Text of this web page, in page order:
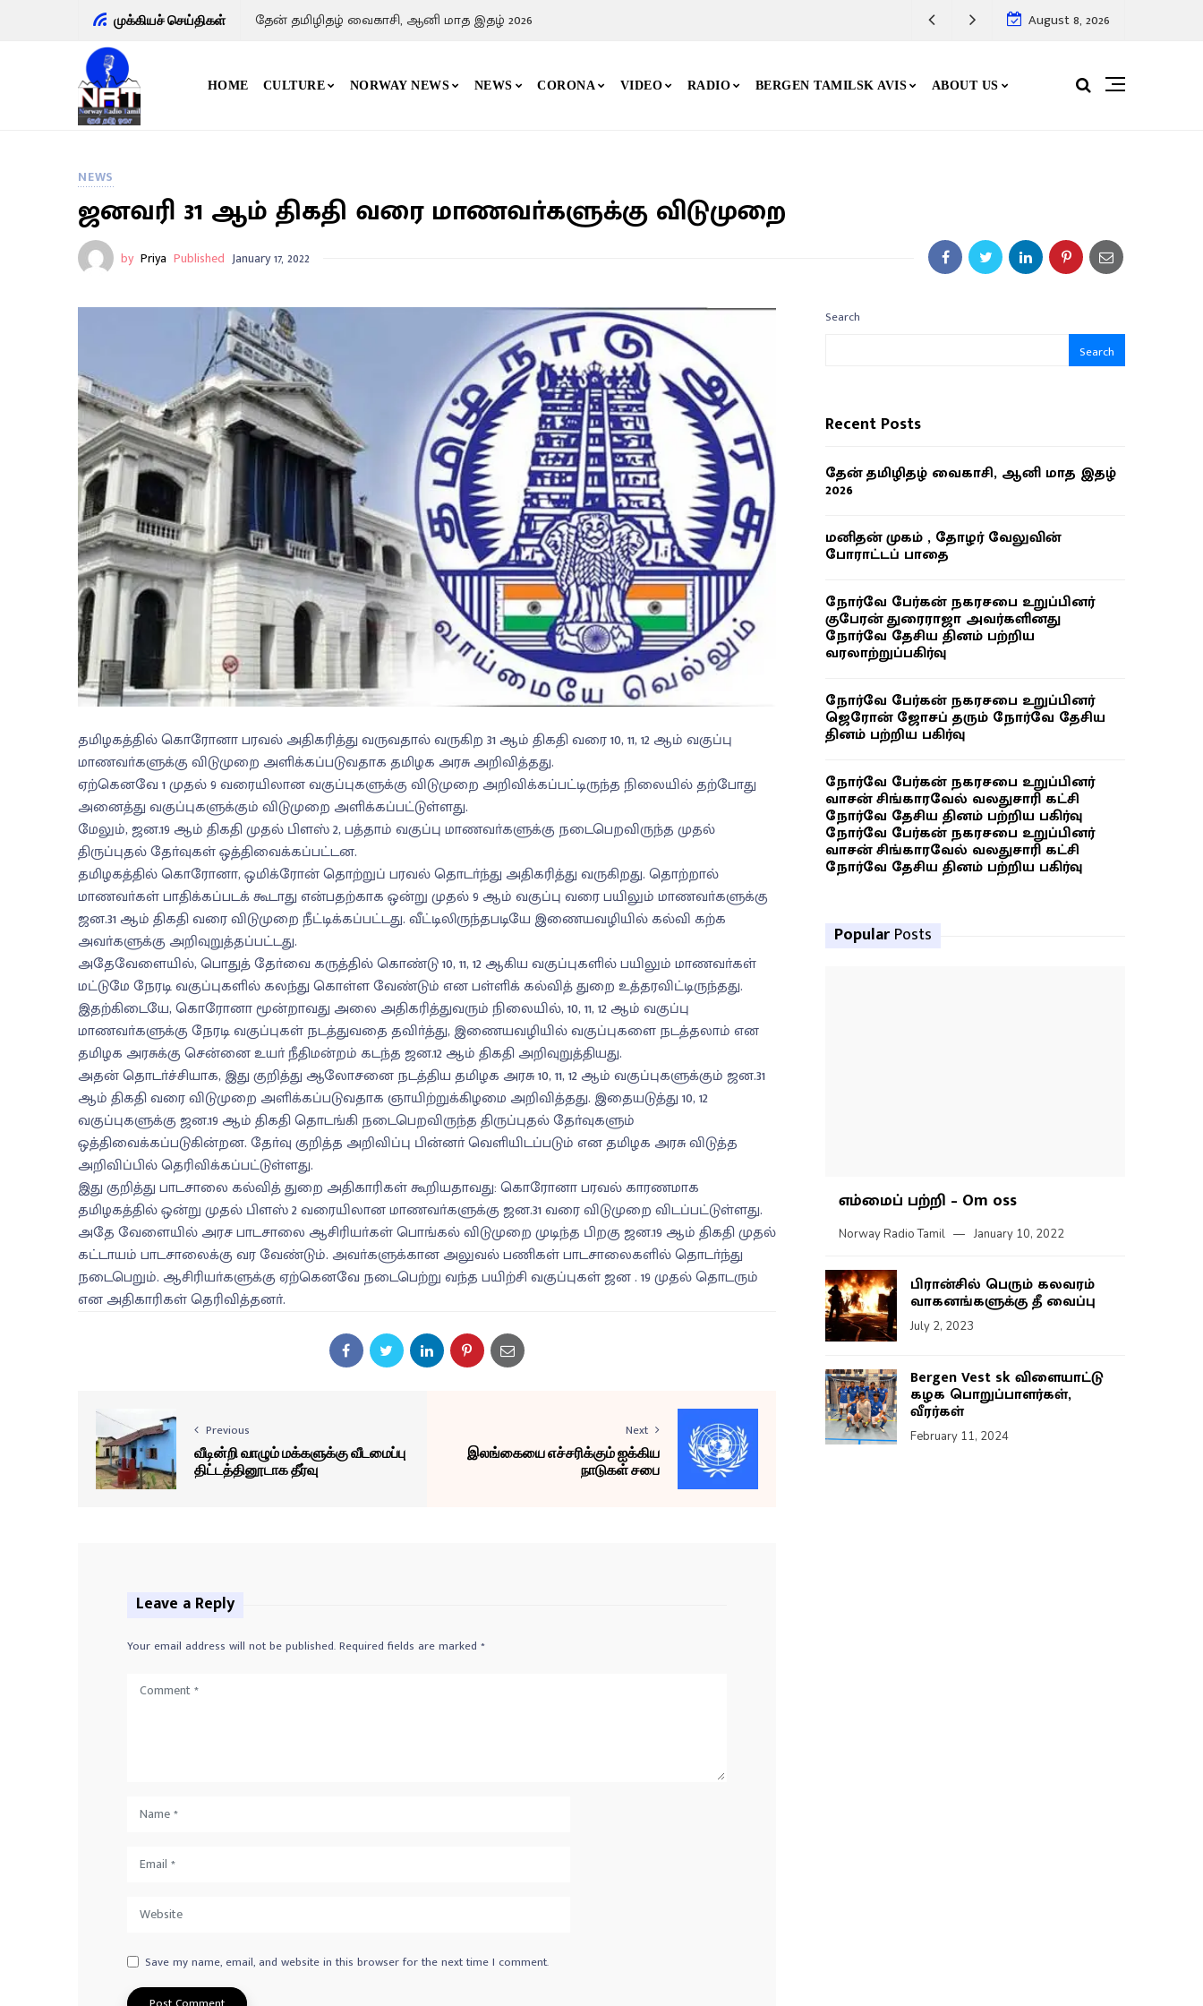
முக்கியச் செய்திகள் தேன் தமிழிதழ் வைகாசி, ஆனி மாத இதழ் 2026 August 8, 2026
HOME CULTURE NORWAY NEWS NEWS CORONA VIDEO RADIO BERGEN TAMILSK AVIS ABOUT US
NEWS
ஜனவரி 31 ஆம் திகதி வரை மாணவா்களுக்கு விடுமுறை
by Priya Published January 17, 2022
தமிழகத்தில் கொரோனா பரவல் அதிகரித்து வருவதால் வருகிற 31 ஆம் திகதி வரை 10, 11, 12 ஆம் வகுப்பு
மாணவா்களுக்கு விடுமுறை அளிக்கப்படுவதாக தமிழக அரசு அறிவித்தது.
ஏற்கெனவே 1 முதல் 9 வரையிலான வகுப்புகளுக்கு விடுமுறை அறிவிக்கப்பட்டிருந்த நிலையில் தற்போது
அனைத்து வகுப்புகளுக்கும் விடுமுறை அளிக்கப்பட்டுள்ளது.
மேலும், ஜன.19 ஆம் திகதி முதல் பிளஸ் 2, பத்தாம் வகுப்பு மாணவா்களுக்கு நடைபெறவிருந்த முதல்
திருப்புதல் தோ்வுகள் ஒத்திவைக்கப்பட்டன.
தமிழகத்தில் கொரோனா, ஒமிக்ரோன் தொற்றுப் பரவல் தொடா்ந்து அதிகரித்து வருகிறது. தொற்றால்
மாணவா்கள் பாதிக்கப்படக் கூடாது என்பதற்காக ஒன்று முதல் 9 ஆம் வகுப்பு வரை பயிலும் மாணவா்களுக்கு
ஜன.31 ஆம் திகதி வரை விடுமுறை நீட்டிக்கப்பட்டது. வீட்டிலிருந்தபடியே இணையவழியில் கல்வி கற்க
அவா்களுக்கு அறிவுறுத்தப்பட்டது.
அதேவேளையில், பொதுத் தோ்வை கருத்தில் கொண்டு 10, 11, 12 ஆகிய வகுப்புகளில் பயிலும் மாணவா்கள்
மட்டுமே நேரடி வகுப்புகளில் கலந்து கொள்ள வேண்டும் என பள்ளிக் கல்வித் துறை உத்தரவிட்டிருந்தது.
இதற்கிடையே, கொரோனா மூன்றாவது அலை அதிகரித்துவரும் நிலையில், 10, 11, 12 ஆம் வகுப்பு
மாணவா்களுக்கு நேரடி வகுப்புகள் நடத்துவதை தவிா்த்து, இணையவழியில் வகுப்புகளை நடத்தலாம் என
தமிழக அரசுக்கு சென்னை உயா் நீதிமன்றம் கடந்த ஜன.12 ஆம் திகதி அறிவுறுத்தியது.
அதன் தொடா்ச்சியாக, இது குறித்து ஆலோசனை நடத்திய தமிழக அரசு 10, 11, 12 ஆம் வகுப்புகளுக்கும் ஜன.31
ஆம் திகதி வரை விடுமுறை அளிக்கப்படுவதாக ஞாயிற்றுக்கிழமை அறிவித்தது. இதையடுத்து 10, 12
வகுப்புகளுக்கு ஜன.19 ஆம் திகதி தொடங்கி நடைபெறவிருந்த திருப்புதல் தோ்வுகளும்
ஒத்திவைக்கப்படுகின்றன. தோ்வு குறித்த அறிவிப்பு பின்னா் வெளியிடப்படும் என தமிழக அரசு விடுத்த
அறிவிப்பில் தெரிவிக்கப்பட்டுள்ளது.
இது குறித்து பாடசாலை கல்வித் துறை அதிகாரிகள் கூறியதாவது: கொரோனா பரவல் காரணமாக
தமிழகத்தில் ஒன்று முதல் பிளஸ் 2 வரையிலான மாணவா்களுக்கு ஜன.31 வரை விடுமுறை விடப்பட்டுள்ளது.
அதே வேளையில் அரச பாடசாலை ஆசிரியா்கள் பொங்கல் விடுமுறை முடிந்த பிறகு ஜன.19 ஆம் திகதி முதல்
கட்டாயம் பாடசாலைக்கு வர வேண்டும். அவா்களுக்கான அலுவல் பணிகள் பாடசாலைகளில் தொடா்ந்து
நடைபெறும். ஆசிரியா்களுக்கு ஏற்கெனவே நடைபெற்று வந்த பயிற்சி வகுப்புகள் ஜன . 19 முதல் தொடரும்
என அதிகாரிகள் தெரிவித்தனா்.
Previous
வீடின்றி வாழும் மக்களுக்கு வீடமைப்பு
திட்டத்தினூடாக தீர்வு
Next
இலங்கையை எச்சரிக்கும் ஐக்கிய
நாடுகள் சபை
Leave a Reply
Your email address will not be published.Required fields are marked *
Save my name, email, and website in this browser for the next time I comment.
Search
Search
Recent Posts
தேன் தமிழிதழ் வைகாசி, ஆனி மாத இதழ்
2026
மனிதன் முகம் , தோழர் வேலுவின்
போராட்டப் பாதை
நோர்வே பேர்கன் நகரசபை உறுப்பினர்
குபேரன் துரைராஜா அவர்களினது
நோர்வே தேசிய தினம் பற்றிய
வரலாற்றுப்பகிர்வு
நோர்வே பேர்கன் நகரசபை உறுப்பினர்
ஜெரோன் ஜோசப் தரும் நோர்வே தேசிய
தினம் பற்றிய பகிர்வு
நோர்வே பேர்கன் நகரசபை உறுப்பினர்
வாசன் சிங்காரவேல் வலதுசாரி கட்சி
நோர்வே தேசிய தினம் பற்றிய பகிர்வு
நோர்வே பேர்கன் நகரசபை உறுப்பினர்
வாசன் சிங்காரவேல் வலதுசாரி கட்சி
நோர்வே தேசிய தினம் பற்றிய பகிர்வு
Popular Posts
எம்மைப் பற்றி – Om oss
Norway Radio Tamil January 10, 2022
பிரான்சில் பெரும் கலவரம்
வாகனங்களுக்கு தீ வைப்பு
July 2, 2023
Bergen Vest sk விளையாட்டு
கழக பொறுப்பாளர்கள்,
வீரர்கள்
February 11, 2024